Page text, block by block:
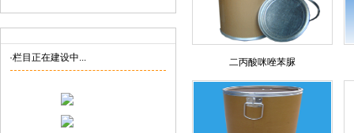
·栏目正在建设中...
二丙酸咪唑苯脲